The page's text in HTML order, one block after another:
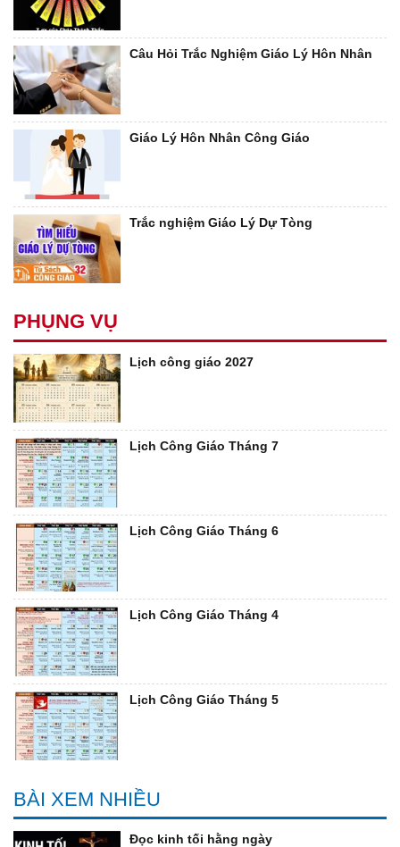
Câu Hỏi Trắc Nghiệm Giáo Lý Hôn Nhân
Giáo Lý Hôn Nhân Công Giáo
Trắc nghiệm Giáo Lý Dự Tòng
PHỤNG VỤ
Lịch công giáo 2027
Lịch Công Giáo Tháng 7
Lịch Công Giáo Tháng 6
Lịch Công Giáo Tháng 4
Lịch Công Giáo Tháng 5
BÀI XEM NHIỀU
Đọc kinh tối hằng ngày